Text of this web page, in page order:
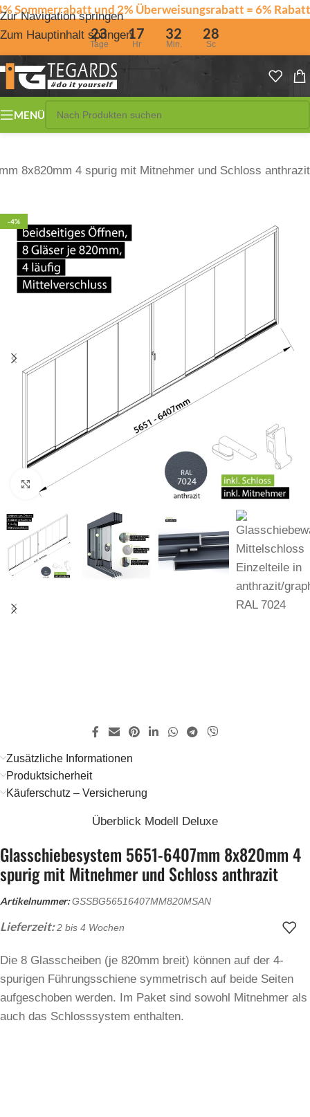
Zur Navigation springen
Zum Hauptinhalt springen
und 2% Überweisungsrabatt = 6% Rabatt bis
23
Tage
17
Hr
32
Min.
27
Sc
MENÜ
8x820mm 4 spurig mit Mitnehmer und Schloss anthrazit
-4%
Zum Vergrößern klicken
Zusätzliche Informationen
Produktsicherheit
Käuferschutz – Versicherung
Überblick Modell Deluxe
Glasschiebesystem 5651-6407mm 8x820mm 4
spurig mit Mitnehmer und Schloss anthrazit
Artikelnummer:GSSBG56516407MM820MSAN
Lieferzeit:2 bis 4 Wochen
Die 8 Glasscheiben (je 820mm breit) können auf der 4-
spurigen Führungsschiene symmetrisch auf beide Seiten
aufgeschoben werden. Im Paket sind sowohl Mitnehmer als
auch das Schlosssystem enthalten.